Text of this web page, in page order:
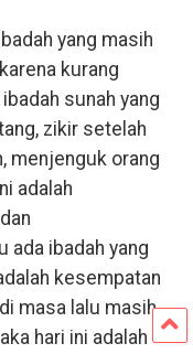
yang masih
kurang
sunah yang
zikir setelah
menjenguk orang
adalah
ada ibadah yang
kesempatan
masa lalu masih
hari ini adalah